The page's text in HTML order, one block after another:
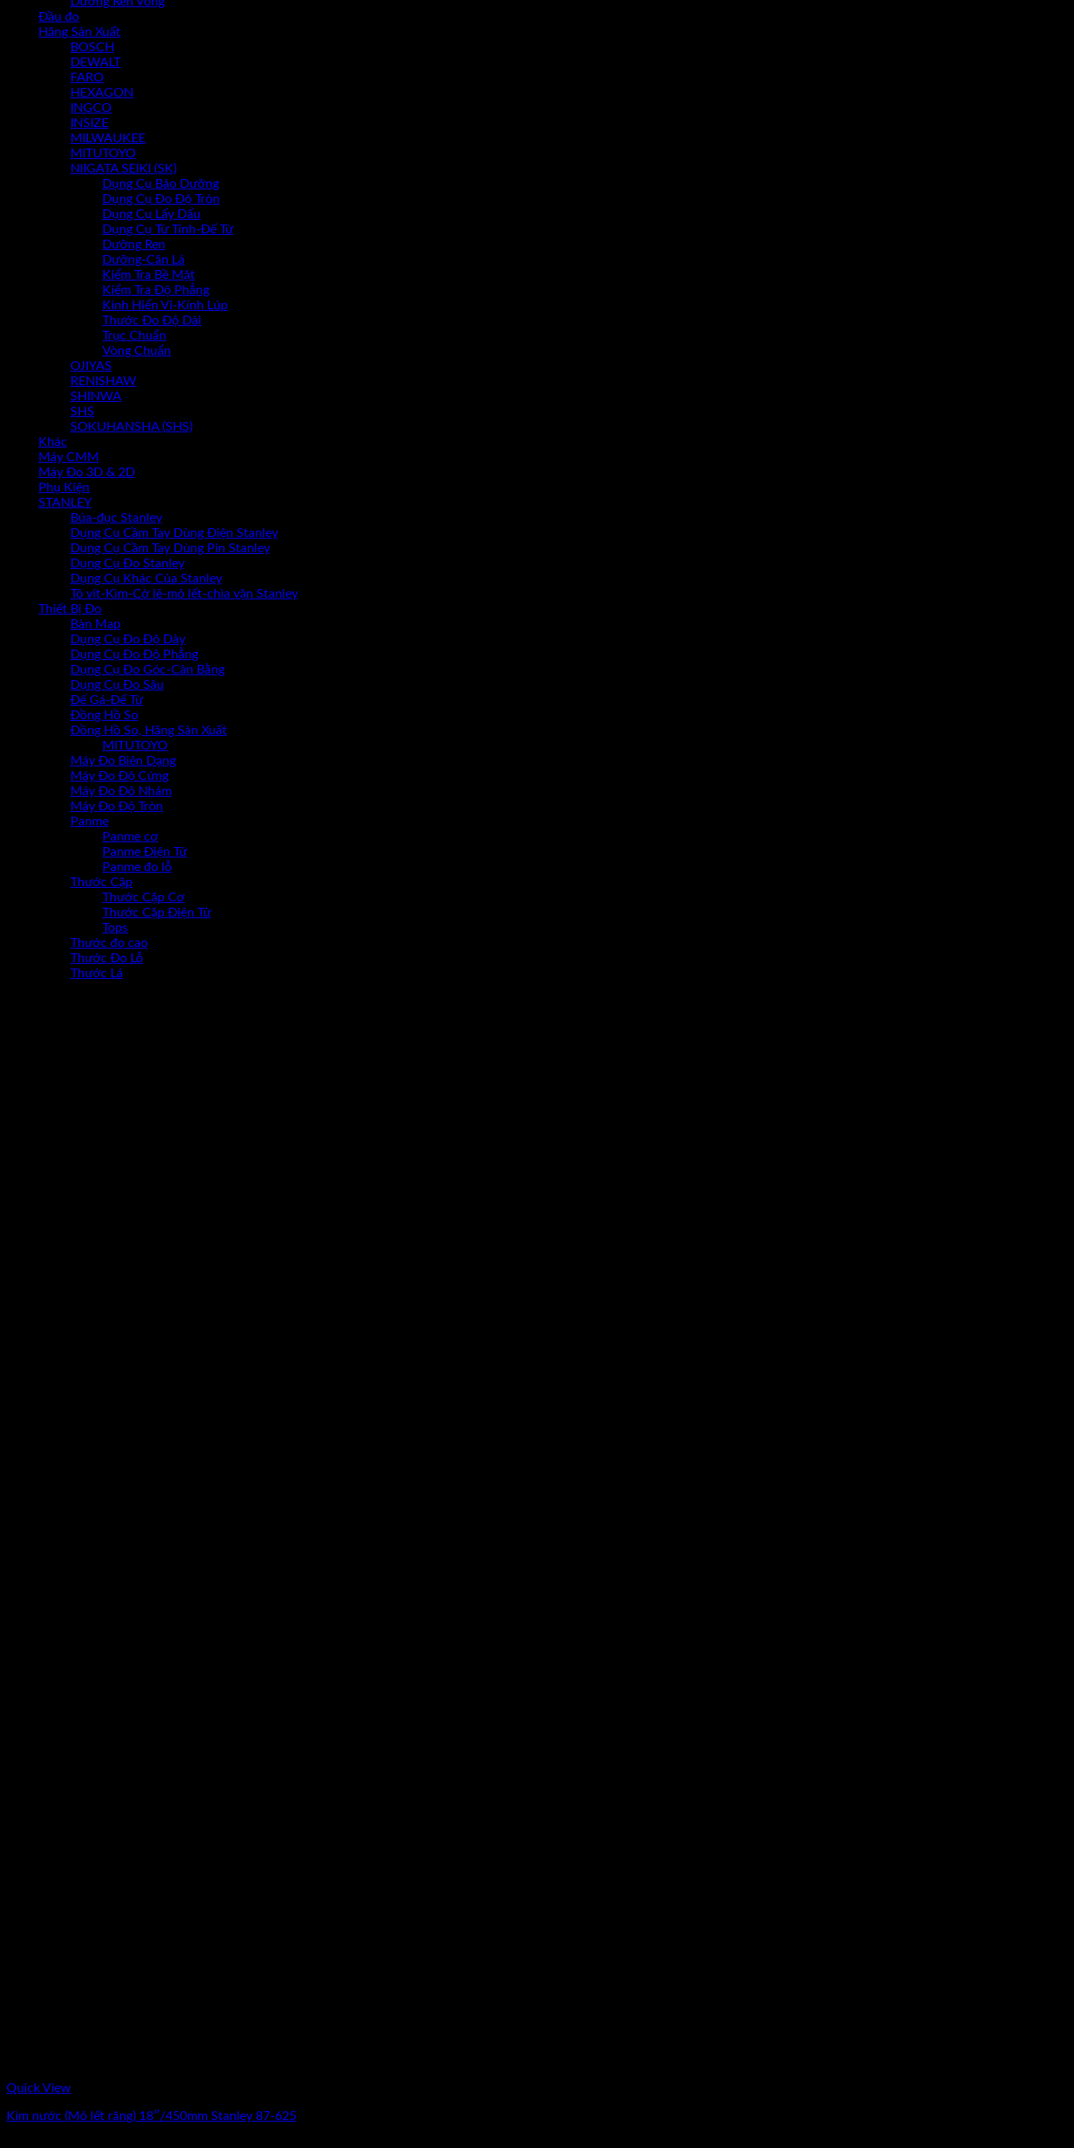
Chưa có sản phẩm trong giỏ hàng.
Đầu đo
Hãng Sản Xuất
BOSCH
DEWALT
FARO
HEXAGON
INGCO
INSIZE
MILWAUKEE
MITUTOYO
NIIGATA SEIKI (SK)
Dụng Cụ Bảo Dưỡng
Dụng Cụ Đo Độ Tròn
Dụng Cụ Lấy Dấu
Dụng Cụ Từ Tính-Đế Từ
Dưỡng Ren
Dưỡng-Căn Lá
Kiểm Tra Bề Mặt
Kiểm Tra Độ Phẳng
Kính Hiển Vi-Kính Lúp
Thước Đo Độ Dài
Trục Chuẩn
Vòng Chuẩn
OJIYAS
RENISHAW
SHINWA
SHS
SOKUHANSHA (SHS)
Khác
Máy CMM
Máy Đo 3D & 2D
Phụ Kiện
STANLEY
Búa-đục Stanley
Dụng Cụ Cầm Tay Dùng Điện Stanley
Dụng Cụ Cầm Tay Dùng Pin Stanley
Dụng Cụ Đo Stanley
Dụng Cụ Khác Của Stanley
Tô vit-Kìm-Cờ lê-mỏ lết-chìa vặn Stanley
Thiết Bị Đo
Bàn Map
Dụng Cụ Đo Độ Dày
Dụng Cụ Đo Độ Phẳng
Dụng Cụ Đo Góc-Cân Bằng
Dụng Cụ Đo Sâu
Đế Gá-Đế Từ
Đồng Hồ So
Đồng Hồ So, Hãng Sản Xuất
MITUTOYO
Máy Đo Biên Dạng
Máy Đo Độ Cứng
Máy Đo Đô Nhám
Máy Đo Độ Tròn
Panme
Panme cơ
Panme Điện Tử
Panme đo lỗ
Thước Cặp
Thước Cặp Cơ
Thước Cặp Điện Tử
Tops
Thước đo cao
Thước Đo Lỗ
Thước Lá
Quick View
Kìm nước (Mỏ lết răng) 18″/450mm Stanley 87-625